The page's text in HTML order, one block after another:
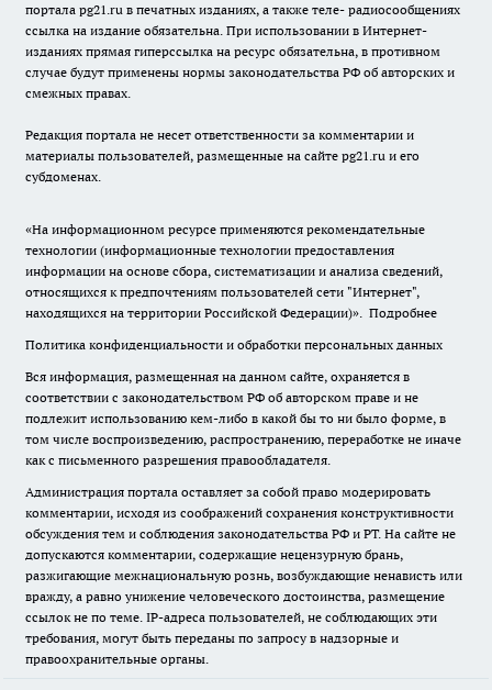
портала pg21.ru в печатных изданиях, а также теле- радиосообщениях
ссылка на издание обязательна. При использовании в Интернет-
изданиях прямая гиперссылка на ресурс обязательна, в противном
случае будут применены нормы законодательства РФ об авторских и
смежных правах.
Редакция портала не несет ответственности за комментарии и
материалы пользователей, размещенные на сайте pg21.ru и его
субдоменах.
«На информационном ресурсе применяются рекомендательные
технологии (информационные технологии предоставления
информации на основе сбора, систематизации и анализа сведений,
относящихся к предпочтениям пользователей сети "Интернет",
находящихся на территории Российской Федерации)». Подробнее
Политика конфиденциальности и обработки персональных данных
Вся информация, размещенная на данном сайте, охраняется в
соответствии с законодательством РФ об авторском праве и не
подлежит использованию кем-либо в какой бы то ни было форме, в
том числе воспроизведению, распространению, переработке не иначе
как с письменного разрешения правообладателя.
Администрация портала оставляет за собой право модерировать
комментарии, исходя из соображений сохранения конструктивности
обсуждения тем и соблюдения законодательства РФ и РТ. На сайте не
допускаются комментарии, содержащие нецензурную брань,
разжигающие межнациональную рознь, возбуждающие ненависть или
вражду, а равно унижение человеческого достоинства, размещение
ссылок не по теме. IP-адреса пользователей, не соблюдающих эти
требования, могут быть переданы по запросу в надзорные и
правоохранительные органы.